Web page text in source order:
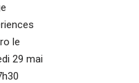
le
29 mai